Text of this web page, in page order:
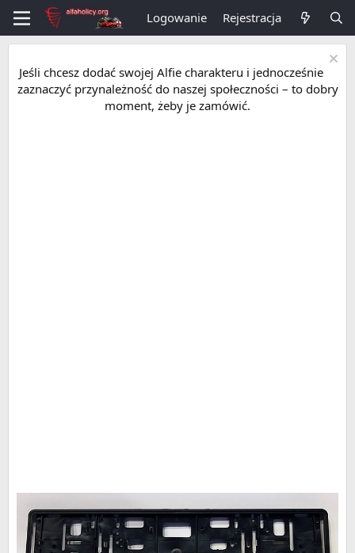
Logowanie Rejestracja
Jeśli chcesz dodać swojej Alfie charakteru i jednocześnie
zaznaczyć przynależność do naszej społeczności – to dobry
moment, żeby je zamówić.